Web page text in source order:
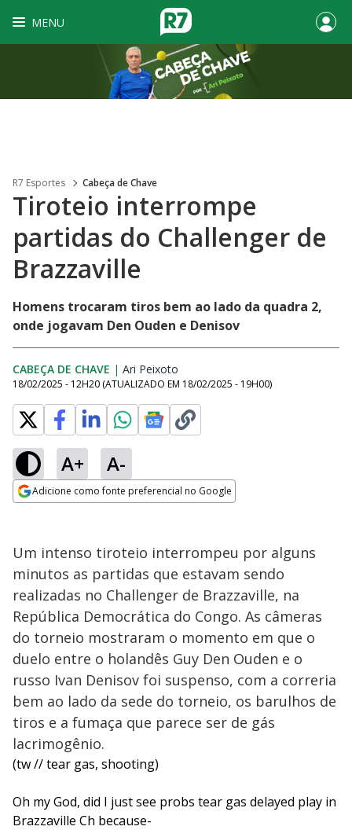
MENU
R7 Esportes Cabeça de Chave
Tiroteio interrompe
partidas do Challenger de
Brazzaville
Homens trocaram tiros bem ao lado da quadra 2,
onde jogavam Den Ouden e Denisov
CABEÇA DE CHAVE | Ari Peixoto
18/02/2025 - 12H20 (ATUALIZADO EM 18/02/2025 - 19H00)
A+ A-
Adicione como fonte preferencial no Google
Um intenso tiroteio interrompeu por alguns
minutos as partidas que estavam sendo
realizadas no Challenger de Brazzaville, na
República Democrática do Congo. As câmeras
do torneio mostraram o momento em que o
duelo entre o holandês Guy Den Ouden e o
russo Ivan Denisov foi suspenso, com a correria
bem ao lado da sede do torneio, os barulhos de
tiros e a fumaça que parece ser de gás
lacrimogênio.
(tw // tear gas, shooting)
Oh my God, did I just see probs tear gas delayed play in
Brazzaville Ch because-